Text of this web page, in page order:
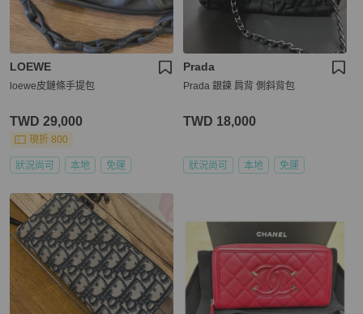
LOEWE
loewe皮鏈條手提包
TWD 29,000
現折 800
狀況尚可 本地 免運
Prada
Prada 銀鍊 肩背 側斜背包
TWD 18,000
狀況尚可 本地 免運